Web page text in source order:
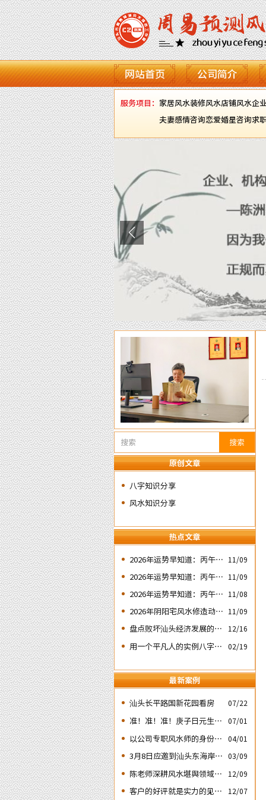
网站首页 公司简介
服务项目： 家居风水装修风水店铺风水企
夫妻感情咨询恋爱婚星咨询求
搜索
原创文章
八字知识分享
风水知识分享
热点文章
2026年运势早知道：丙午年
二‘壬子’ 日
11/09
2026年运势早知道：丙午年
四‘庚子’ 日
11/09
2026年运势早知道：丙午年
运势不好的4个日期出生人
之一‘戊子’ 日
11/08
2026年阴阳宅风水修造动土 11/09
盘点败坏汕头经济发展的四
12/16
用一个平凡人的实例八字论
02/19
最新案例
汕头长平路国新花园看房
07/22
准！准！准！庚子日元生人
丙午流年的运势判断实例：
07/01
以公司专职风水师的身份应
邀出席《星橙网络科技公
司》成立5周年庆典
04/01
3月8日应邀到汕头东海岸新
城为朋友的亲戚堪舆住房风
水
03/09
陈老师深耕风水堪舆领域四
12/09
客户的好评就是实力的见
12/07